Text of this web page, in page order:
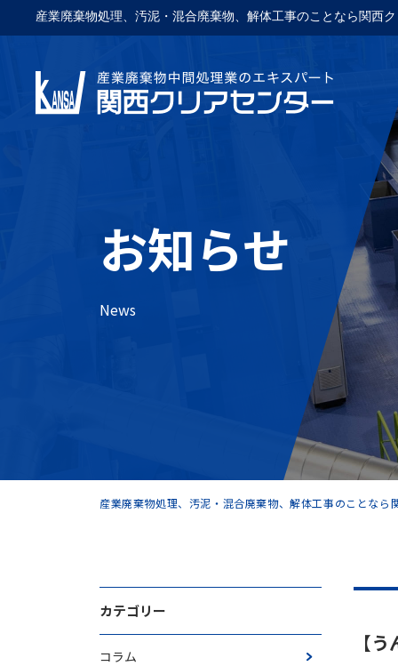
産業廃棄物処理、汚泥・混合廃棄物、解体工事のことなら関西
お知らせ
News
産業廃棄物処理、汚泥・混合廃棄物、解体工事のことなら
カテゴリー
コラム
【